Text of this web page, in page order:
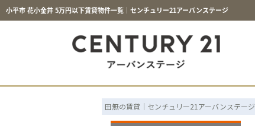
小平市 花小金井 5万円以下賃貸物件一覧｜センチュリー21アーバンステージ
田無の賃貸｜センチュリー21アーバンステージ